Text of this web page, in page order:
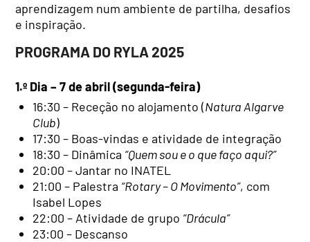
aprendizagem num ambiente de partilha, desafios
e inspiração.
PROGRAMA DO RYLA 2025
1.º Dia – 7 de abril (segunda-feira)
16:30 – Receção no alojamento (Natura Algarve
Club)
17:30 – Boas-vindas e atividade de integração
18:30 – Dinâmica “Quem sou e o que faço aqui?”
20:00 – Jantar no INATEL
21:00 – Palestra “Rotary – O Movimento”, com
Isabel Lopes
22:00 – Atividade de grupo “Drácula”
23:00 – Descanso